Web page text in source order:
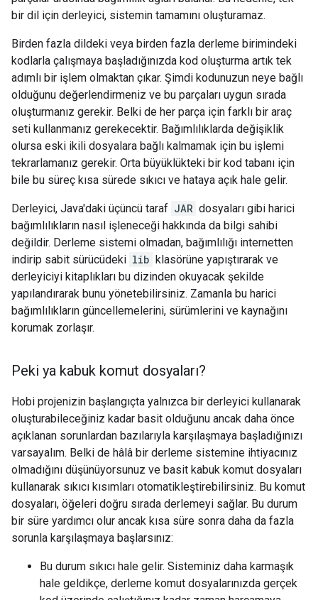
bir dil için derleyici, sistemin tamamını oluşturamaz.
Birden fazla dildeki veya birden fazla derleme birimindeki
kodlarla çalışmaya başladığınızda kod oluşturma artık tek
adımlı bir işlem olmaktan çıkar. Şimdi kodunuzun neye bağlı
olduğunu değerlendirmeniz ve bu parçaları uygun sırada
oluşturmanız gerekir. Belki de her parça için farklı bir araç
seti kullanmanız gerekecektir. Bağımlılıklarda değişiklik
olursa eski ikili dosyalara bağlı kalmamak için bu işlemi
tekrarlamanız gerekir. Orta büyüklükteki bir kod tabanı için
bile bu süreç kısa sürede sıkıcı ve hataya açık hale gelir.
Derleyici, Java'daki üçüncü taraf JAR dosyaları gibi harici
bağımlılıkların nasıl işleneceği hakkında da bilgi sahibi
değildir. Derleme sistemi olmadan, bağımlılığı internetten
indirip sabit sürücüdeki lib klasörüne yapıştırarak ve
derleyiciyi kitaplıkları bu dizinden okuyacak şekilde
yapılandırarak bunu yönetebilirsiniz. Zamanla bu harici
bağımlılıkların güncellemelerini, sürümlerini ve kaynağını
korumak zorlaşır.
Peki ya kabuk komut dosyaları?
Hobi projenizin başlangıçta yalnızca bir derleyici kullanarak
oluşturabileceğiniz kadar basit olduğunu ancak daha önce
açıklanan sorunlardan bazılarıyla karşılaşmaya başladığınızı
varsayalım. Belki de hâlâ bir derleme sistemine ihtiyacınız
olmadığını düşünüyorsunuz ve basit kabuk komut dosyaları
kullanarak sıkıcı kısımları otomatikleştirebilirsiniz. Bu komut
dosyaları, öğeleri doğru sırada derlemeyi sağlar. Bu durum
bir süre yardımcı olur ancak kısa süre sonra daha da fazla
sorunla karşılaşmaya başlarsınız:
Bu durum sıkıcı hale gelir. Sisteminiz daha karmaşık
hale geldikçe, derleme komut dosyalarınızda gerçek